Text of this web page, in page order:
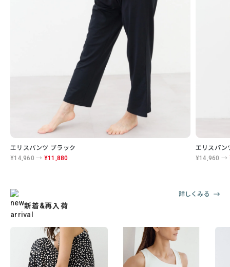
エリスパンツ ブラック
¥14,960 → ¥11,880
エリスパン
¥14,960 →
新着&再入荷
詳しくみる